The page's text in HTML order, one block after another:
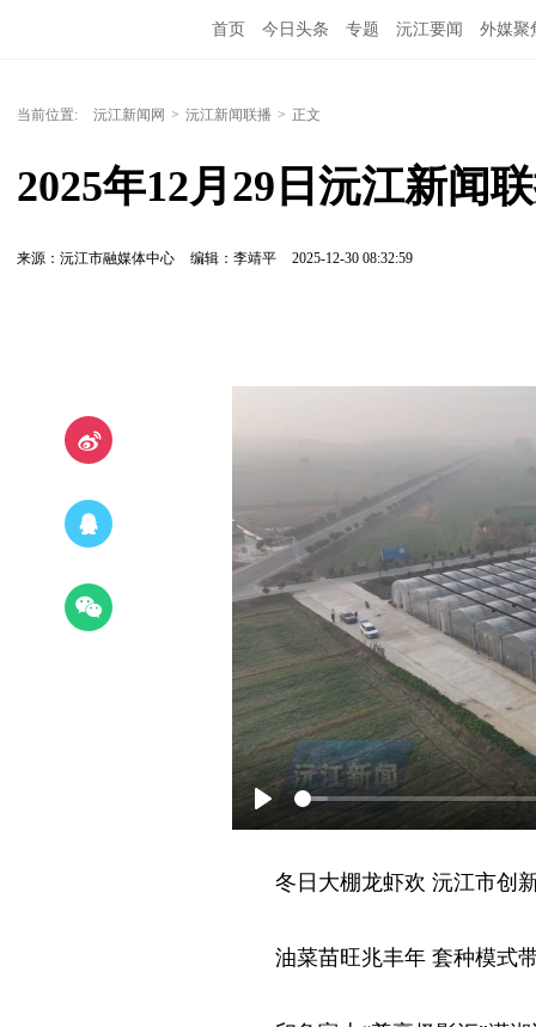
首页 今日头条 专题 沅江要闻 外媒聚
当前位置: 沅江新闻网 > 沅江新闻联播 > 正文
2025年12月29日沅江新闻
来源：沅江市融媒体中心 编辑：李靖平 2025-12-30 08:32:59
Play
冬日大棚龙虾欢 沅江市创
油菜苗旺兆丰年 套种模式